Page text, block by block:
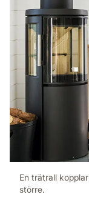
En trätrall
större.